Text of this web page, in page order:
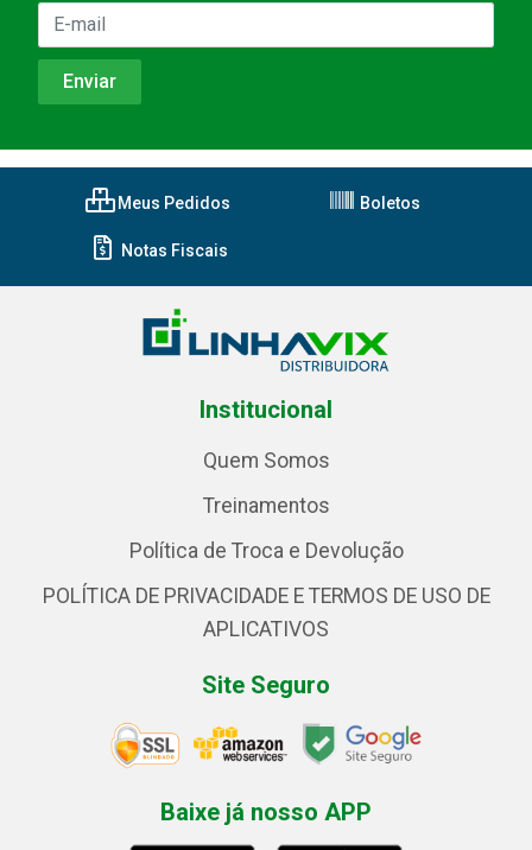
Meus Pedidos Boletos
Notas Fiscais
Institucional
Quem Somos
Treinamentos
Política de Troca e Devolução
POLÍTICA DE PRIVACIDADE E TERMOS DE USO DE
APLICATIVOS
Site Seguro
Baixe já nosso APP